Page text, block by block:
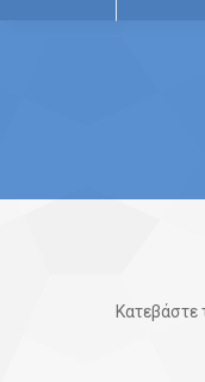
Κατεβάστε